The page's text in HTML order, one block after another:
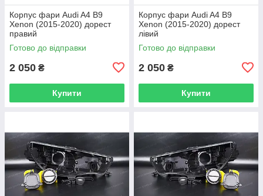
Корпус фари Audi A4 B9
Xenon (2015-2020) дорест
правий
Готово до відправки
2 050 ₴
Купити
Корпус фари Audi A4 B9
Xenon (2015-2020) дорест
лівий
Готово до відправки
2 050 ₴
Купити